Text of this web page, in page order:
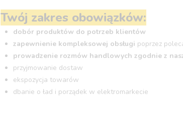
Twój zakres obowiązków:
dobór produktów do potrzeb klientów
zapewnienie kompleksowej obsługi poprzez
prowadzenie rozmów handlowych zgodnie z
przyjmowanie dostaw
ekspozycja towarów
dbanie o ład i porządek w elektromarkecie